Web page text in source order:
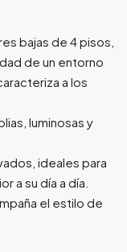
bajas de 4 pisos,
de un entorno
a los
luminosas y
ideales para
a su día a día.
el estilo de